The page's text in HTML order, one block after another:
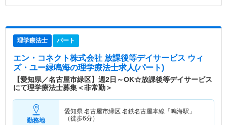
理学療法士 パート
エン・コネクト株式会社 放課後等デイサービス ウィ
ズ・ユー緑鳴海の理学療法士求人(パート)
【愛知県／名古屋市緑区】週2日～OK☆放課後等デイサービス
にて理学療法士募集＜非常勤＞
勤務地
愛知県 名古屋市緑区 名鉄名古屋本線「鳴海駅」
（徒歩6分）